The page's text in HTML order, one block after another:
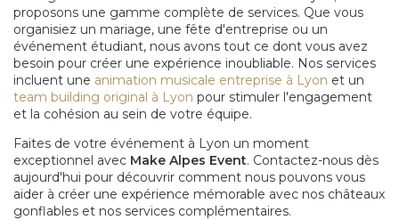
proposons une gamme complète de services. Que vous
organisiez un mariage, une fête d'entreprise ou un
événement étudiant, nous avons tout ce dont vous avez
besoin pour créer une expérience inoubliable. Nos services
incluent une animation musicale entreprise à Lyon et un
team building original à Lyon pour stimuler l'engagement
et la cohésion au sein de votre équipe.
Faites de votre événement à Lyon un moment
exceptionnel avec Make Alpes Event. Contactez-nous dès
aujourd'hui pour découvrir comment nous pouvons vous
aider à créer une expérience mémorable avec nos châteaux
gonflables et nos services complémentaires.